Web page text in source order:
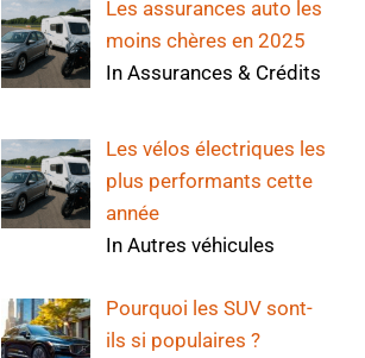
Les assurances auto les
moins chères en 2025
In Assurances & Crédits
Les vélos électriques les
plus performants cette
année
In Autres véhicules
Pourquoi les SUV sont-
ils si populaires ?